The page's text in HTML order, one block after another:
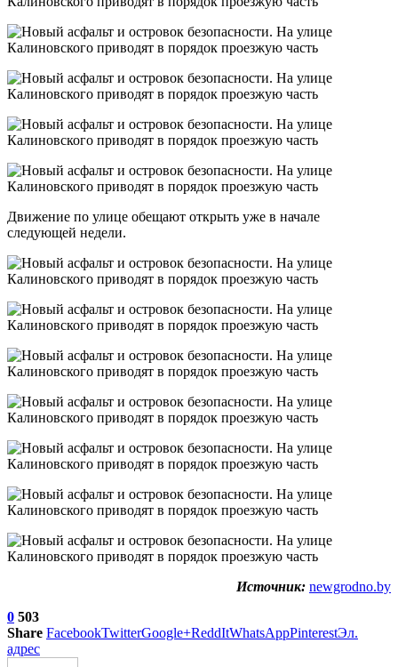
Движение по улице обещают открыть уже в начале
следующей недели.
Источник: newgrodno.by
0 503
Share FacebookTwitterGoogle+ReddItWhatsAppPinterestЭл.
адрес